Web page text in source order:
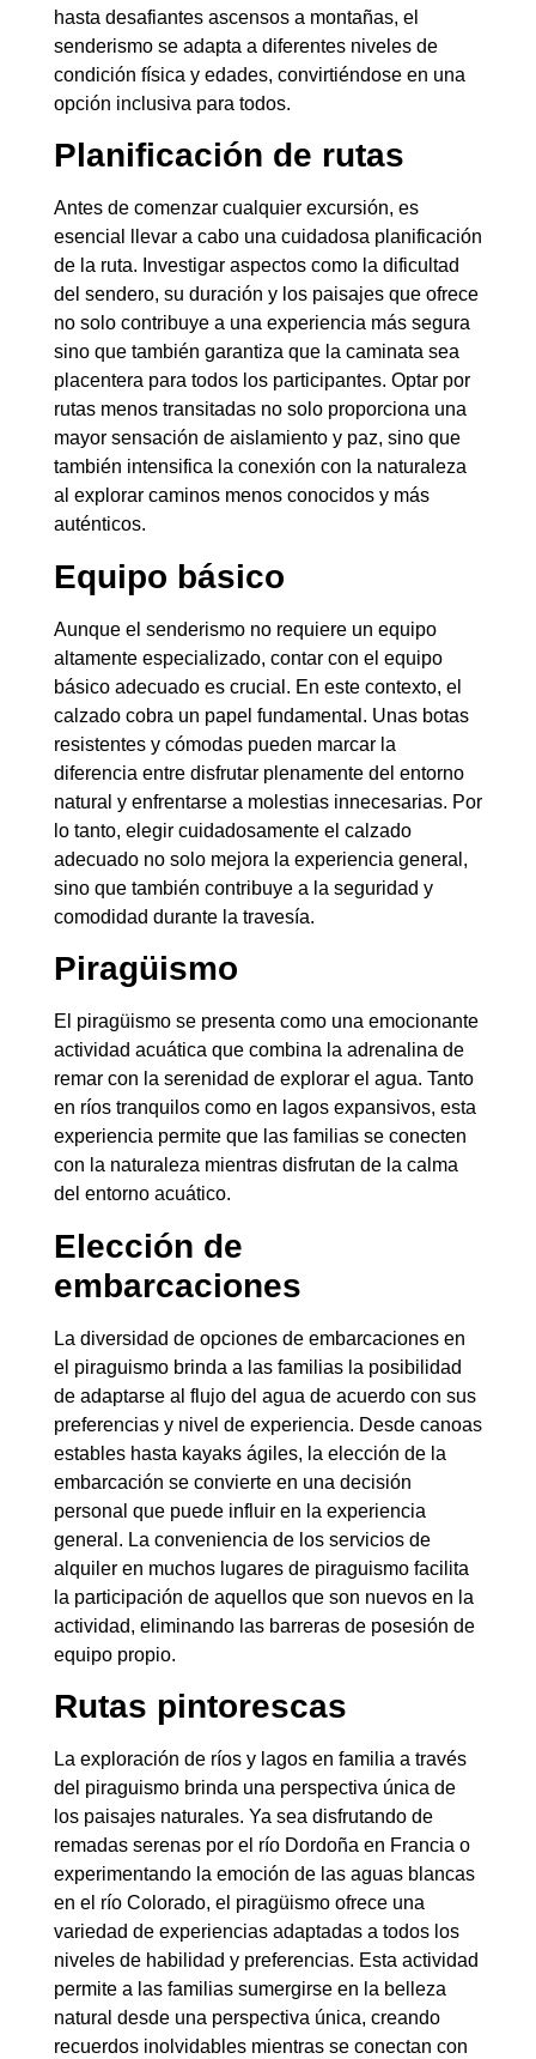
hasta desafiantes ascensos a montañas, el
senderismo se adapta a diferentes niveles de
condición física y edades, convirtiéndose en una
opción inclusiva para todos.
Planificación de rutas
Antes de comenzar cualquier excursión, es
esencial llevar a cabo una cuidadosa planificación
de la ruta. Investigar aspectos como la dificultad
del sendero, su duración y los paisajes que ofrece
no solo contribuye a una experiencia más segura
sino que también garantiza que la caminata sea
placentera para todos los participantes. Optar por
rutas menos transitadas no solo proporciona una
mayor sensación de aislamiento y paz, sino que
también intensifica la conexión con la naturaleza
al explorar caminos menos conocidos y más
auténticos.
Equipo básico
Aunque el senderismo no requiere un equipo
altamente especializado, contar con el equipo
básico adecuado es crucial. En este contexto, el
calzado cobra un papel fundamental. Unas botas
resistentes y cómodas pueden marcar la
diferencia entre disfrutar plenamente del entorno
natural y enfrentarse a molestias innecesarias. Por
lo tanto, elegir cuidadosamente el calzado
adecuado no solo mejora la experiencia general,
sino que también contribuye a la seguridad y
comodidad durante la travesía.
Piragüismo
El piragüismo se presenta como una emocionante
actividad acuática que combina la adrenalina de
remar con la serenidad de explorar el agua. Tanto
en ríos tranquilos como en lagos expansivos, esta
experiencia permite que las familias se conecten
con la naturaleza mientras disfrutan de la calma
del entorno acuático.
Elección de
embarcaciones
La diversidad de opciones de embarcaciones en
el piraguismo brinda a las familias la posibilidad
de adaptarse al flujo del agua de acuerdo con sus
preferencias y nivel de experiencia. Desde canoas
estables hasta kayaks ágiles, la elección de la
embarcación se convierte en una decisión
personal que puede influir en la experiencia
general. La conveniencia de los servicios de
alquiler en muchos lugares de piraguismo facilita
la participación de aquellos que son nuevos en la
actividad, eliminando las barreras de posesión de
equipo propio.
Rutas pintorescas
La exploración de ríos y lagos en familia a través
del piraguismo brinda una perspectiva única de
los paisajes naturales. Ya sea disfrutando de
remadas serenas por el río Dordoña en Francia o
experimentando la emoción de las aguas blancas
en el río Colorado, el piragüismo ofrece una
variedad de experiencias adaptadas a todos los
niveles de habilidad y preferencias. Esta actividad
permite a las familias sumergirse en la belleza
natural desde una perspectiva única, creando
recuerdos inolvidables mientras se conectan con